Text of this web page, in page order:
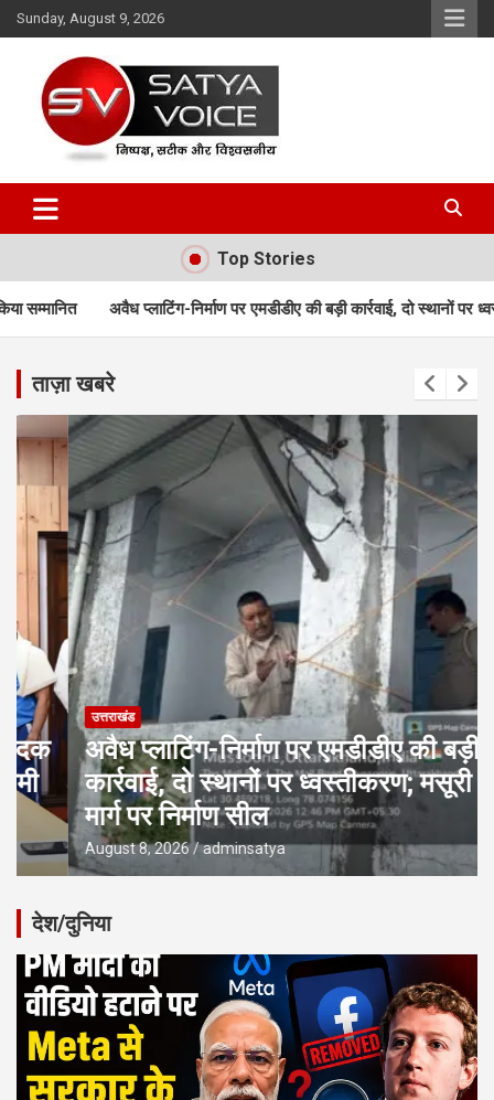
Skip
to
Sunday, August 9, 2026
Satya Voice
Top Stories
निर्माण पर एमडीडीए की बड़ी कार्रवाई, दो स्थानों पर ध्वस्तीकरण; मसूरी मार्ग पर
ताज़ा खबरे
उत्तराखंड
अवैध प्लाटिंग-निर्माण पर एमडीडीए की बड़ी
कार्रवाई, दो स्थानों पर ध्वस्तीकरण; मसूरी
मार्ग पर निर्माण सील
August 8, 2026 adminsatya
देश/दुनिया